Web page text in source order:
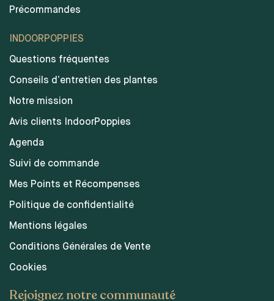
Précommandes
INDOORPOPPIES
Questions fréquentes
Conseils d’entretien des plantes
Notre mission
Avis clients IndoorPoppies
Agenda
Suivi de commande
Mes Points et Récompenses
Politique de confidentialité
Mentions légales
Conditions Générales de Vente
Cookies
Rejoignez notre communauté